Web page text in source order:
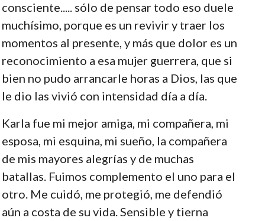
consciente..... sólo de pensar todo eso duele
muchísimo, porque es un revivir y traer los
momentos al presente, y más que dolor es un
reconocimiento a esa mujer guerrera, que si
bien no pudo arrancarle horas a Dios, las que
le dio las vivió con intensidad día a día.
Karla fue mi mejor amiga, mi compañera, mi
esposa, mi esquina, mi sueño, la compañera
de mis mayores alegrías y de muchas
batallas. Fuimos complemento el uno para el
otro. Me cuidó, me protegió, me defendió
aún a costa de su vida. Sensible y tierna